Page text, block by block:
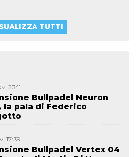
TUTTI
23:11
Bullpadel Neuron
la pala di Federico
17:39
Bullpadel Vertex 04